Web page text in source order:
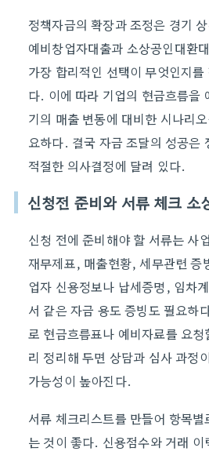
정책자금의 확장과 조정은 경기
예비창업자대출과 소상공인대환
가장 합리적인 선택이 무엇인지
다. 이에 따라 기업의 현금흐름을
기의 매출 변동에 대비한 시나리
요하다. 결국 자금 조달의 성공은
적절한 의사결정에 달려 있다.
신청전 준비와 서류 체크 소
신청 전에 준비해야 할 서류는 사
재무제표, 매출현황, 세무관련 증
업자 신용정보나 납세증명, 임차
서 같은 자금 용도 증빙도 필요하
로 현금흐름표나 예비자료를 요
리 정리해 두면 상담과 심사 과정
가능성이 높아진다.
서류 체크리스트를 만들어 항목
는 것이 좋다. 신용점수와 거래